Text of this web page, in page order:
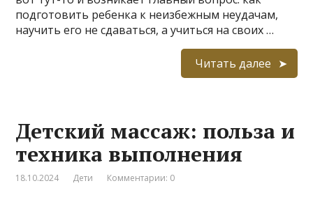
подготовить ребенка к неизбежным неудачам,
научить его не сдаваться, а учиться на своих …
Читать далее
Детский массаж: польза и
техника выполнения
18.10.2024 Дети Комментарии: 0